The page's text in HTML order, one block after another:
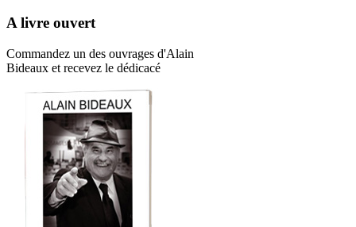
A livre ouvert
Commandez un des ouvrages d'Alain
Bideaux et recevez le dédicacé